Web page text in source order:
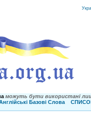
можуть бути використані
Базові Слова